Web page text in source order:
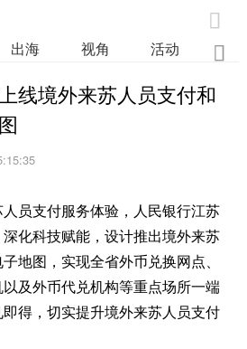

出海 视角 活动 业

线境外来苏人员支付和
员支付服务体验，人民银行江苏
化科技赋能，设计推出境外来苏
地图，实现全省外币兑换网点、
及外币代兑机构等重点场所一端
得，切实提升境外来苏人员支付